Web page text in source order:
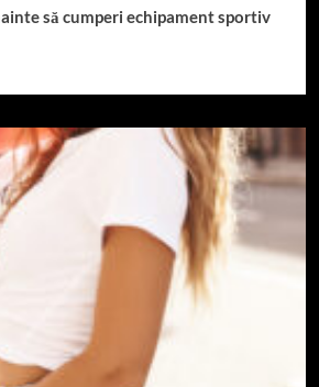
să cumperi echipament sportiv